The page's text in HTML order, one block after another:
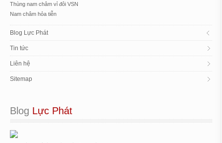
Thùng nam châm vỉ đôi VSN
Nam châm hỏa tiễn
Blog Lực Phát
Tin tức
Liên hệ
Sitemap
Blog Lực Phát